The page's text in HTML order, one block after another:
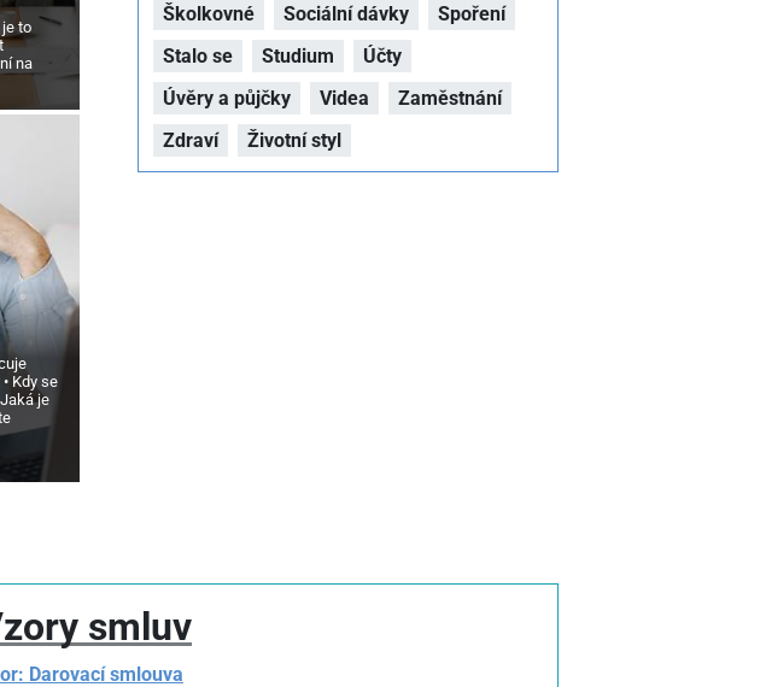
to
na
Kdy se
Jaká je
Školkovné
Sociální dávky
Spoření
Stalo se
Studium
Účty
Úvěry a půjčky
Videa
Zaměstnání
Zdraví
Životní styl
smluv
Darovací smlouva